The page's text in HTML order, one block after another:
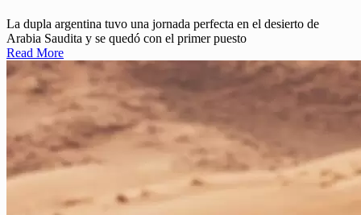
La dupla argentina tuvo una jornada perfecta en el desierto de
Arabia Saudita y se quedó con el primer puesto
Read More